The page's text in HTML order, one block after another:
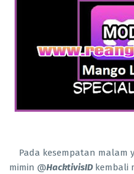
Pada kesempatan malam
mimin @HacktivisID kembali